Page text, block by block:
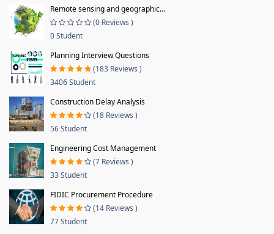
Remote sensing and geographic...
(0 Reviews )
0 Student
Planning Interview Questions
(183 Reviews )
3406 Student
Construction Delay Analysis
(18 Reviews )
56 Student
Engineering Cost Management
(7 Reviews )
33 Student
FIDIC Procurement Procedure
(14 Reviews )
77 Student